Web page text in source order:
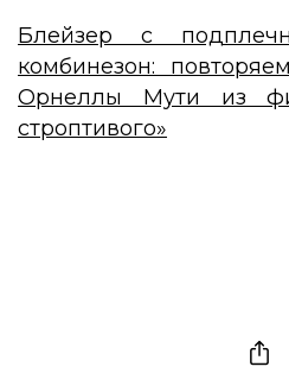
Блейзер с
комбинезон:
Орнеллы Мути из
строптивого»